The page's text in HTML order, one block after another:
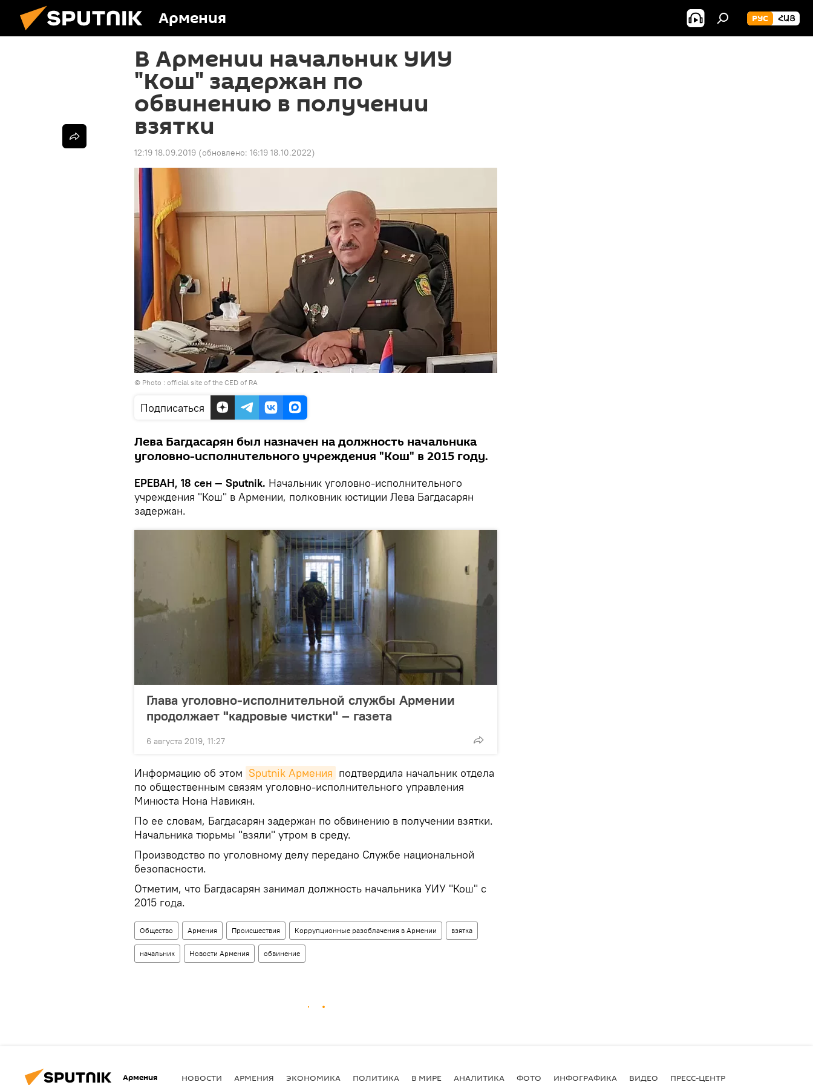
Армения РУС ՀԱՅ
В Армении начальник УИУ
"Кош" задержан по
обвинению в получении
взятки
12:19 18.09.2019 (обновлено: 16:19 18.10.2022)
© Photo : official site of the CED of RA
Подписаться
Лева Багдасарян был назначен на должность начальника
уголовно-исполнительного учреждения "Кош" в 2015 году.
ЕРЕВАН, 18 сен — Sputnik. Начальник уголовно-исполнительного
учреждения "Кош" в Армении, полковник юстиции Лева Багдасарян
задержан.
Глава уголовно-исполнительной службы Армении
продолжает "кадровые чистки" – газета
6 августа 2019, 11:27
Информацию об этом Sputnik Армения подтвердила начальник отдела
по общественным связям уголовно-исполнительного управления
Минюста Нона Навикян.
По ее словам, Багдасарян задержан по обвинению в получении взятки.
Начальника тюрьмы "взяли" утром в среду.
Производство по уголовному делу передано Службе национальной
безопасности.
Отметим, что Багдасарян занимал должность начальника УИУ "Кош" с
2015 года.
Общество Армения Происшествия Коррупционные разоблачения в Армении взятка
начальник Новости Армения обвинение
Армения НОВОСТИ АРМЕНИЯ ЭКОНОМИКА ПОЛИТИКА В МИРЕ АНАЛИТИКА ФОТО ИНФОГРАФИКА ВИДЕО ПРЕСС-ЦЕНТР